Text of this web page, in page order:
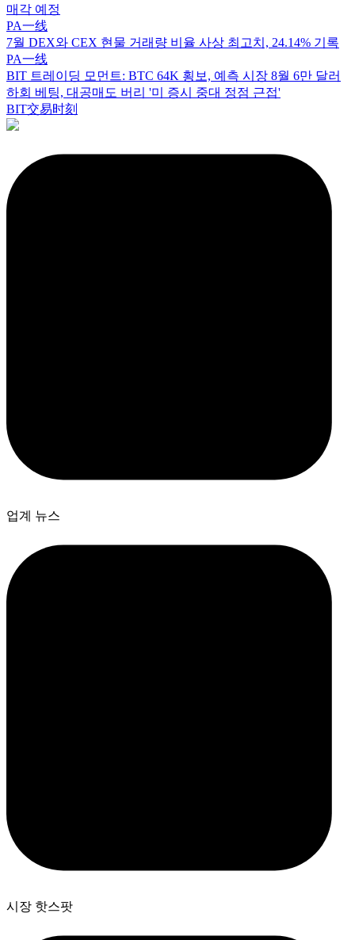
매각 예정
PA一线
7월 DEX와 CEX 현물 거래량 비율 사상 최고치, 24.14% 기록
PA一线
BIT 트레이딩 모먼트: BTC 64K 횡보, 예측 시장 8월 6만 달러
하회 베팅, 대공매도 버리 '미 증시 중대 정점 근접'
BIT交易时刻
업계 뉴스
시장 핫스팟